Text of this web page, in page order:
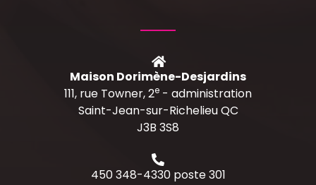
Maison Dorimène-Desjardins
111, rue Towner, 2e - administration
Saint-Jean-sur-Richelieu QC
J3B 3S8
450 348-4330 poste 301